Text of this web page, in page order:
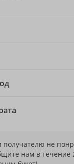
получателю не
нам в течение